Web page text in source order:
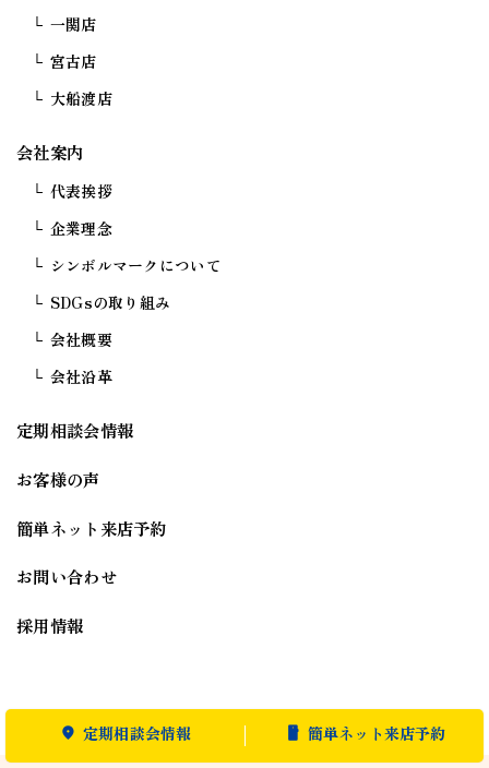
一関店
宮古店
大船渡店
会社案内
代表挨拶
企業理念
シンボルマークについて
SDGsの取り組み
会社概要
会社沿革
定期相談会情報
お客様の声
簡単ネット来店予約
お問い合わせ
採用情報
定期相談会情報 簡単ネット来店予約